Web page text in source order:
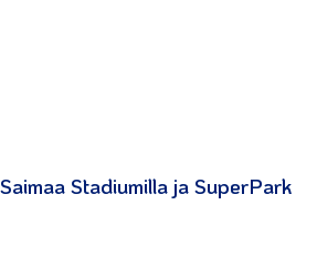
Stadiumilla ja SuperPark